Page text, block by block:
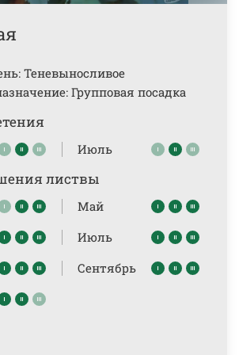
Теневыносливое
Групповая посадка
Июль
листвы
Май
Июль
Сентябрь